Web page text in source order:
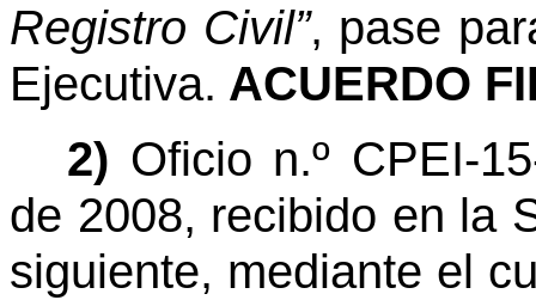
Registro Civil”, pase
Ejecutiva. ACUERDO
2) Oficio n.º CPEI-
de 2008, recibido en la
siguiente, mediante el